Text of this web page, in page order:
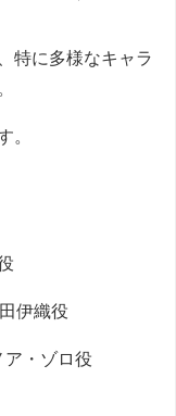
特に多様なキャラ
。
伊織役
ア・ゾロ役